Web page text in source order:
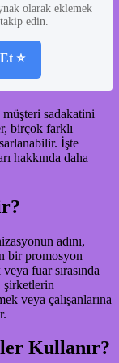
olarak eklemek
edin.
⭐
müşteri sadakatini
birçok farklı
İşte
hakkında daha
adını,
bir promosyon
fuar sırasında
şirketlerin
veya çalışanlarına
Kullanır?